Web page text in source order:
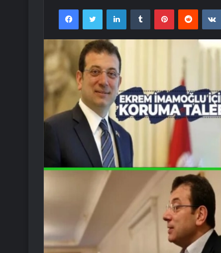
FacebookTwitter LinkedInTumblr PinterestReddit